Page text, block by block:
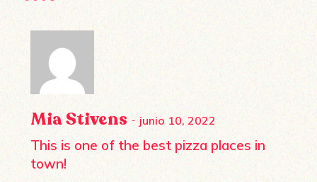
Mia Stivens junio 10, 2022
This is one of the best pizza places in
town!